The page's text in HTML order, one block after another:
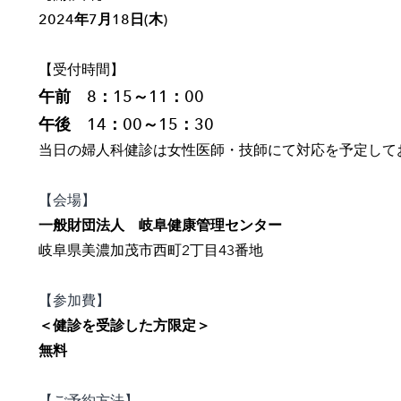
2024年7月18日(木)
【受付時間】
午前 8：15～11：00
午後 14：00～15：30
当日の婦人科健診は女性医師・技師にて対応を予定して
【会場】
一般財団法人 岐阜健康管理センター
岐阜県美濃加茂市西町2丁目43番地
【参加費】
＜健診を受診した方限定＞
無料